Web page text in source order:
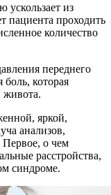
ускользает из
пациента проходить
количество
переднего
которая
живота.
яркой,
анализов,
Первое, о чем
расстройства,
синдроме.